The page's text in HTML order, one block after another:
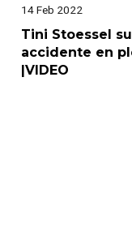
14 Feb 2022
Tini Stoessel
accidente en
|VIDEO